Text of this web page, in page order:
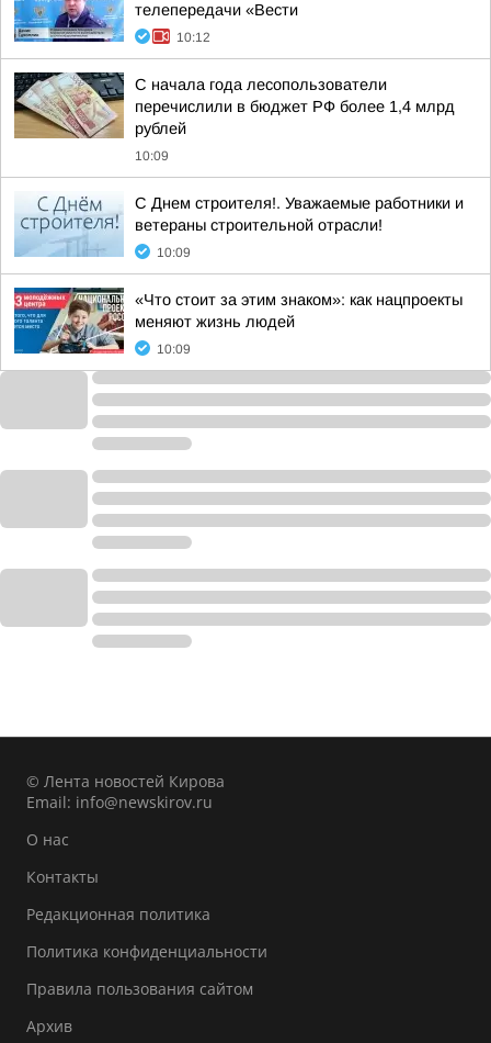
телепередачи «Вести
10:12
С начала года лесопользователи
перечислили в бюджет РФ более 1,4 млрд
рублей
10:09
С Днем строителя!. Уважаемые работники и
ветераны строительной отрасли!
10:09
«Что стоит за этим знаком»: как нацпроекты
меняют жизнь людей
10:09
© Лента новостей Кирова
Email: info@newskirov.ru
О нас
Контакты
Редакционная политика
Политика конфиденциальности
Правила пользования сайтом
Архив